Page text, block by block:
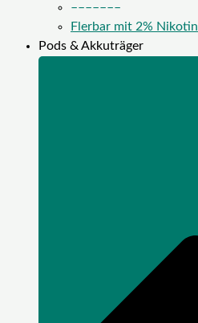
–––––––
Flerbar mit 2% Nikotin
Pods & Akkuträger